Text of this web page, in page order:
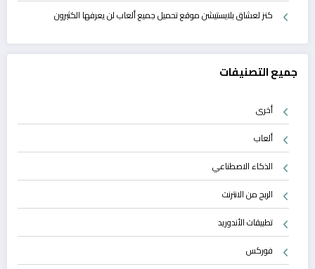
كنز لعشاق بلايستيشن موقع تحميل جميع ألعاب لن يعرفها الكثيرون
جميع التصنيفات
أخرى
ألعاب
الذكاء الاصطناعي
الربح من الانترنت
تطبيقات الأندوريد
فوركس